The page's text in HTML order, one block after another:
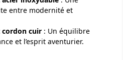
entre modernité et
cordon cuir : Un équilibre
et l’esprit aventurier.